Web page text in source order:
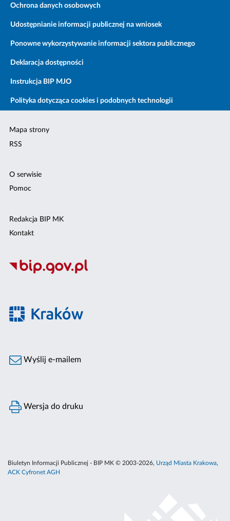
Ochrona danych osobowych
Udostępnianie informacji publicznej na wniosek
Ponowne wykorzystywanie informacji sektora publicznego
Deklaracja dostępności
Instrukcja BIP MJO
Polityka dotycząca cookies i podobnych technologii
Mapa strony
RSS
O serwisie
Pomoc
Redakcja BIP MK
Kontakt
Wyślij e-mailem
Wersja do druku
Biuletyn Informacji Publicznej - BIP MK © 2003-2026, Urząd Miasta Krakowa,
ACK Cyfronet AGH